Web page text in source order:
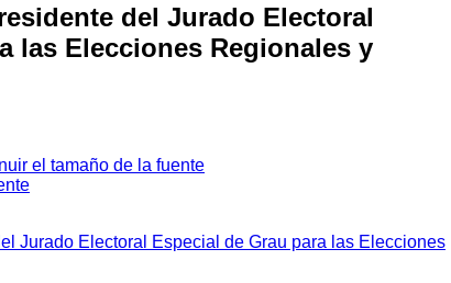
del Jurado Electoral
las Elecciones Regionales y